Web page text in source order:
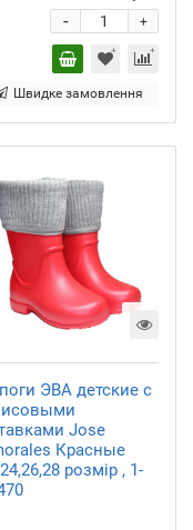
+
-
Швидке замовлення
ЭВА детские с
Jose
Красные
розмір , 1-